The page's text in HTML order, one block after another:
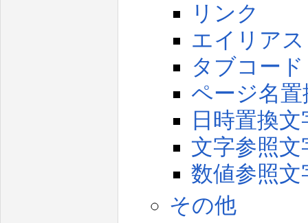
リンク
エイリアス
タブコード
ページ名
日時置換文
文字参照文
数値参照文
その他